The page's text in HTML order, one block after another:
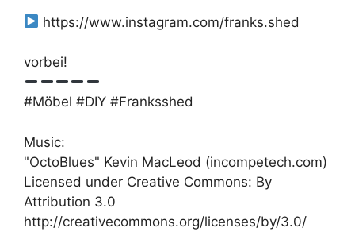
https://www.instagram.com/franks.shed
vorbei!
#Möbel #DIY #Franksshed
Music:
"OctoBlues" Kevin MacLeod (incompetech.com)
Licensed under Creative Commons: By
Attribution 3.0
http://creativecommons.org/licenses/by/3.0/